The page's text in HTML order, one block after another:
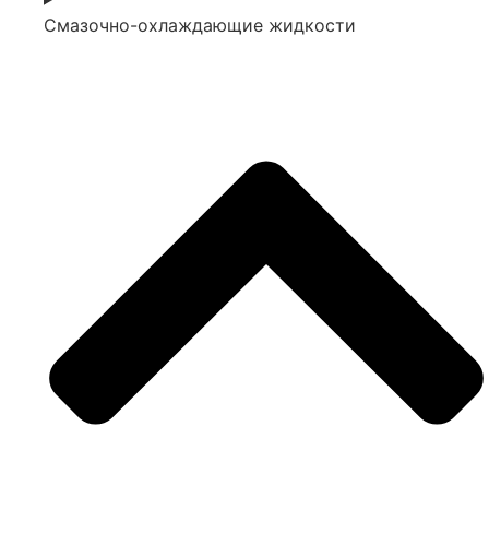
Смазочно-охлаждающие жидкости